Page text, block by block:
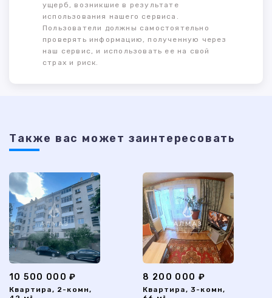
ущерб, возникшие в результате
использования нашего сервиса.
Пользователи должны самостоятельно
проверять информацию, полученную через
наш сервис, и использовать ее на свой
страх и риск.
Также ваc может заинтересовать
10 500 000 ₽
Квартира, 2-комн,
8 200 000 ₽
Квартира, 3-комн,